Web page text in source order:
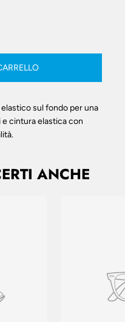
sul fondo per una
cintura elastica con
ANCHE